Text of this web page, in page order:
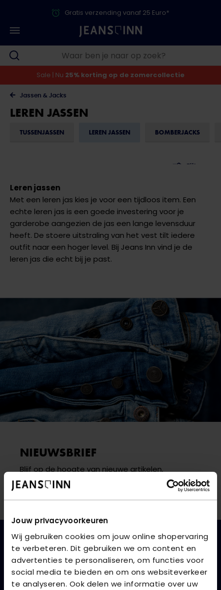
Jouw privacyvoorkeuren
Wij gebruiken cookies om jouw online shopervaring
te verbeteren. Dit gebruiken we om content en
advertenties te personaliseren, om functies voor
social media te bieden en om ons websiteverkeer
te analyseren. Ook delen we informatie over uw
Gratis verzending vanaf 25 Euro*
Sale | Nu 25% korting op de zomercollectie
Jassen & Jacks
LEREN JASSEN
TUSSENJASSEN LEREN JASSEN BOMBERJACKS
Leren jassen
Met een leren jas kies je voor een tijdloos item. Een
echte leren jas is een goede investering voor je
garderobe aangezien de jas een lange levensduur
heeft. De stoere uitstraling van het vest tilt iedere
outfit naar een hoger level. Bij Jeans Inn vind je de
leren jas die echt bij je past.
NIEUWSBRIEF
Blijf op de hoogte van nieuwe artikelen,
spijkerharde deals en leuke verrassingen
CONTACT
Onze klantenservice is bereikbaar op werkdagen
van 08.30 tot 17.00 uur.